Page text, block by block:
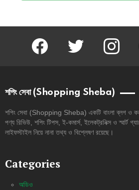
facebook twitter
শপিং সেবা (Shopping Sheba)
শপিং সেবা (Shopping Sheba) একটি বাংলা ব্লগ ও
পণ্য রিভিউ, শপিং টিপস, ই-কমার্স, ইলেকট্রনিক্স ও স্মার্ট
লাইফস্টাইল নিয়ে নানা তথ্য ও বিশ্লেষণ রয়েছে।
Categories
অডিও